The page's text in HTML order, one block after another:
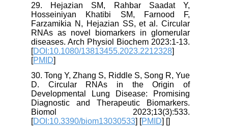
29. Hejazian SM, Rahbar Saadat Y,
Hosseiniyan Khatibi SM, Farnood F,
Farzamikia N, Hejazian SS, et al. Circular
RNAs as novel biomarkers in glomerular
diseases. Arch Physiol Biochem 2023:1-13.
[DOI:10.1080/13813455.2023.2212328
[PMID
30. Tong Y, Zhang S, Riddle S, Song R, Yue
D. Circular RNAs in the Origin of
Developmental Lung Disease: Promising
Diagnostic and Therapeutic Biomarkers.
Biomol 2023;13(3):533.
[DOI:10.3390/biom13030533] [PMID] [